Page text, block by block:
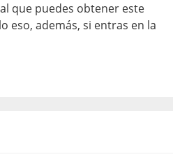
que puedes obtener este
eso, además, si entras en la
un mayor descuento